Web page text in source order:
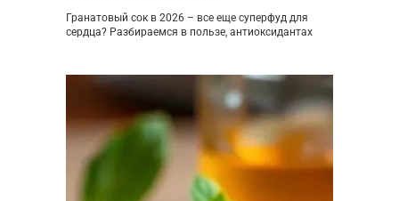
Гранатовый сок в 2026 – все еще суперфуд для
сердца? Разбираемся в пользе, антиоксидантах